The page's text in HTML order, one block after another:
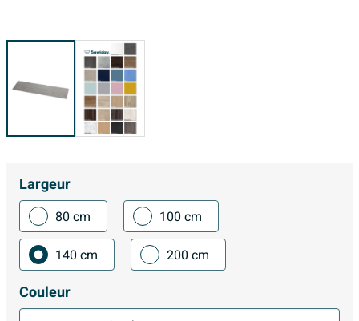
Largeur
80 cm
100 cm
140 cm
200 cm
Couleur